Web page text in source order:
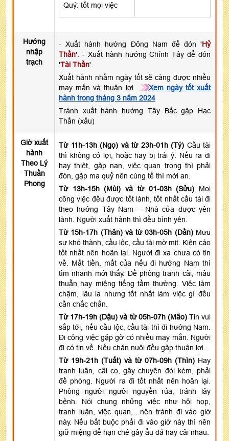
Quý: tốt mọi việc
Hướng
nhập
trạch
- Xuất hành hướng Đông Nam để đón 'Hỷ
Thần'. - Xuất hành hướng Chính Tây để đón
'Tài Thần'.
Xuất hành nhằm ngày tốt sẽ càng được nhiều
may mắn và thuận lợi
Xem ngày tốt xuất
hành trong tháng 3 năm 2024
Tránh xuất hành hướng Tây Bắc gặp Hạc
Thần (xấu)
Giờ xuất
hành
Theo Lý
Thuần
Phong
Từ 11h-13h (Ngọ) và từ 23h-01h (Tý) Cầu tài
thì không có lợi, hoặc hay bị trái ý. Nếu ra đi
hay thiệt, gặp nạn, việc quan trọng thì phải
đòn, gặp ma quỷ nên cúng tế thì mới an.
Từ 13h-15h (Mùi) và từ 01-03h (Sửu)
Mọi
công việc đều được tốt lành, tốt nhất cầu tài đi
theo hướng Tây Nam – Nhà cửa được yên
lành. Người xuất hành thì đều bình yên.
Từ 15h-17h (Thân) và từ 03h-05h (Dần) Mưu
sự khó thành, cầu lộc, cầu tài mờ mịt. Kiện cáo
tốt nhất nên hoãn lại. Người đi xa chưa có tin
về. Mất tiền, mất của nếu đi hướng Nam thì
tìm nhanh mới thấy. Đề phòng tranh cãi, mâu
thuẫn hay miệng tiếng tầm thường. Việc làm
chậm, lâu la nhưng tốt nhất làm việc gì đều
cần chắc chắn.
Từ 17h-19h (Dậu) và từ 05h-07h (Mão) Tin vui
sắp tới, nếu cầu lộc, cầu tài thì đi hướng Nam.
Đi công việc gặp gỡ có nhiều may mắn. Người
đi có tin về. Nếu chăn nuôi đều gặp thuận lợi.
Từ 19h-21h (Tuất) và từ 07h-09h (Thìn) Hay
tranh luận, cãi cọ, gây chuyện đói kém, phải
đề phòng. Người ra đi tốt nhất nên hoãn lại.
Phòng người người nguyền rủa, tránh lây
bệnh. Nói chung những việc như hội họp,
tranh luận, việc quan,…nên tránh đi vào giờ
này. Nếu bắt buộc phải đi vào giờ này thì nên
giữ miệng để hạn ché gây ẩu đả hay cãi nhau.